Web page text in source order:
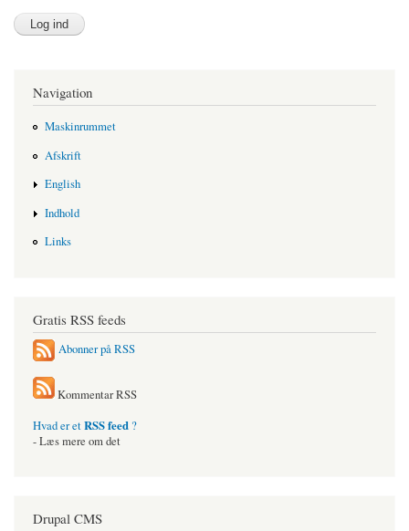
Navigation
Maskinrummet
Afskrift
English
Indhold
Links
Gratis RSS feeds
Abonner på RSS
Kommentar RSS
Hvad er etRSS feed ?
- Læs mere om det
Drupal CMS